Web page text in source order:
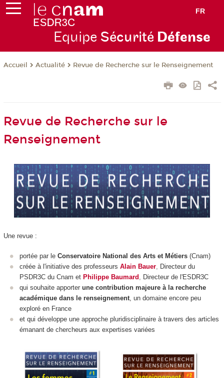
FR
Equipe Sécurité Défense
Accueil Actualité Revue de Recherche sur le Renseignement
Revue de Recherche sur le
Renseignement
Une revue :
portée par le Conservatoire National des Arts et Métiers (Cnam)
créée à l'initiative des professeurs Alain Bauer, Directeur du
PSDR3C du Cnam et Philippe Baumard , Directeur de l'ESDR3C
qui souhaite apporter une contribution majeure à la recherche
académique dans le renseignement, un domaine encore peu
exploré en France
et qui développe une approche pluridisciplinaire à travers des articles
émanant de chercheurs aux expertises variées